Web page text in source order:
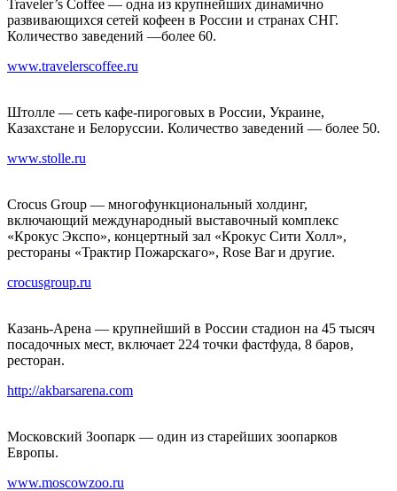
Traveler’s Coffee — одна из крупнейших динамично
развивающихся сетей кофеен в России и странах СНГ.
Количество заведений —более 60.
www.travelerscoffee.ru
Штолле — сеть кафе-пироговых в России, Украине,
Казахстане и Белоруссии. Количество заведений — более 50.
www.stolle.ru
Crocus Group — многофункциональный холдинг,
включающий международный выставочный комплекс
«Крокус Экспо», концертный зал «Крокус Сити Холл»,
рестораны «Трактир Пожарскаго», Rose Bar и другие.
crocusgroup.ru
Казань-Арена — крупнейший в России стадион на 45 тысяч
посадочных мест, включает 224 точки фастфуда, 8 баров,
ресторан.
http://akbarsarena.com
Московский Зоопарк — один из старейших зоопарков
Европы.
www.moscowzoo.ru